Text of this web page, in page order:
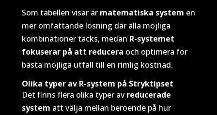
Som tabellen visar är matematiska system en
mer omfattande lösning där alla möjliga
kombinationer täcks, medan R-systemet
fokuserar på att reducera och optimera för
bästa möjliga utfall till en rimlig kostnad.
Olika typer av R-system på Stryktipset
Det finns flera olika typer avreducerade
system att välja mellan beroende på hur